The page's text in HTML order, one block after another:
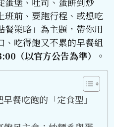
班前、要跑行程、或想吃
策略」為主題，帶你用
、吃得飽又不累的早餐組
（以官方公告為準） 。
餐吃飽的「定食型」